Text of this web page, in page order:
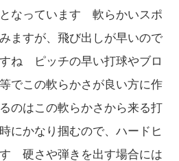
なっています 軟らかいスポ
ますが、飛び出しが早いので
ね ピッチの早い打球やブロ
でこの軟らかさが良い方に作
のはこの軟らかさから来る打
にかなり掴むので、ハードヒ
硬さや弾きを出す場合には